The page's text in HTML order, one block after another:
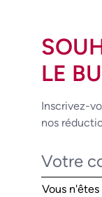
LE
Inscrivez-
nos
Vous